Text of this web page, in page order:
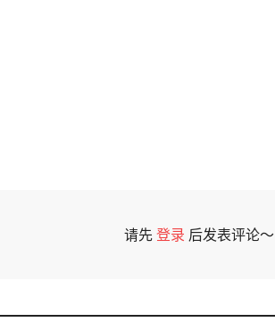
请先登录 后发表评论～